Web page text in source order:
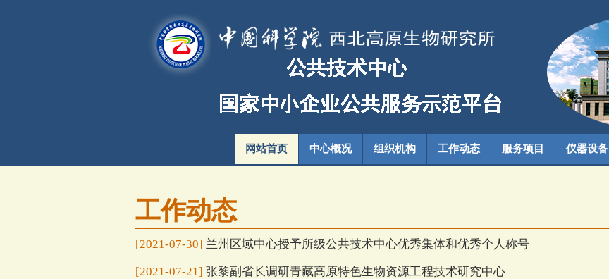
网站首页 中心概况 组织机构 工作动态 服务项目 仪器设备
工作动态
[2021-07-30] 兰州区域中心授予所级公共技术中心优秀集体和优秀个人称号
[2021-07-21] 张黎副省长调研青藏高原特色生物资源工程技术研究中心